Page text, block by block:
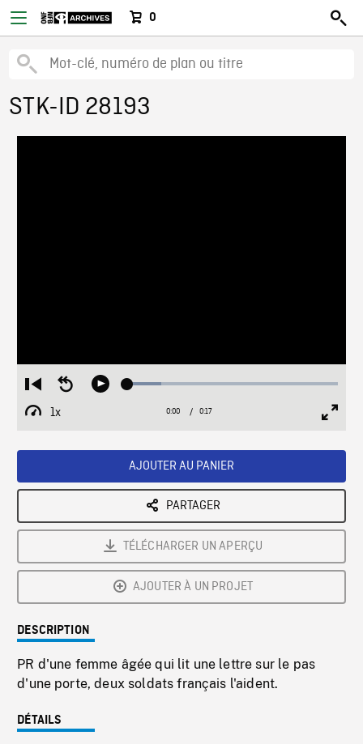
0
STK-ID 28193
Restart
from
beginning
Seek
Play Loaded:
1x
Playback
Current
0:00 / Duration
0:17
AJOUTER AU PANIER
PARTAGER
TÉLÉCHARGER UN APERÇU
AJOUTER À UN PROJET
DESCRIPTION
PR d'une femme âgée qui lit une lettre sur le pas
d'une porte, deux soldats français l'aident.
DÉTAILS